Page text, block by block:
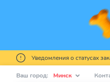
Уведомления о статусах
Ваш город: Минск